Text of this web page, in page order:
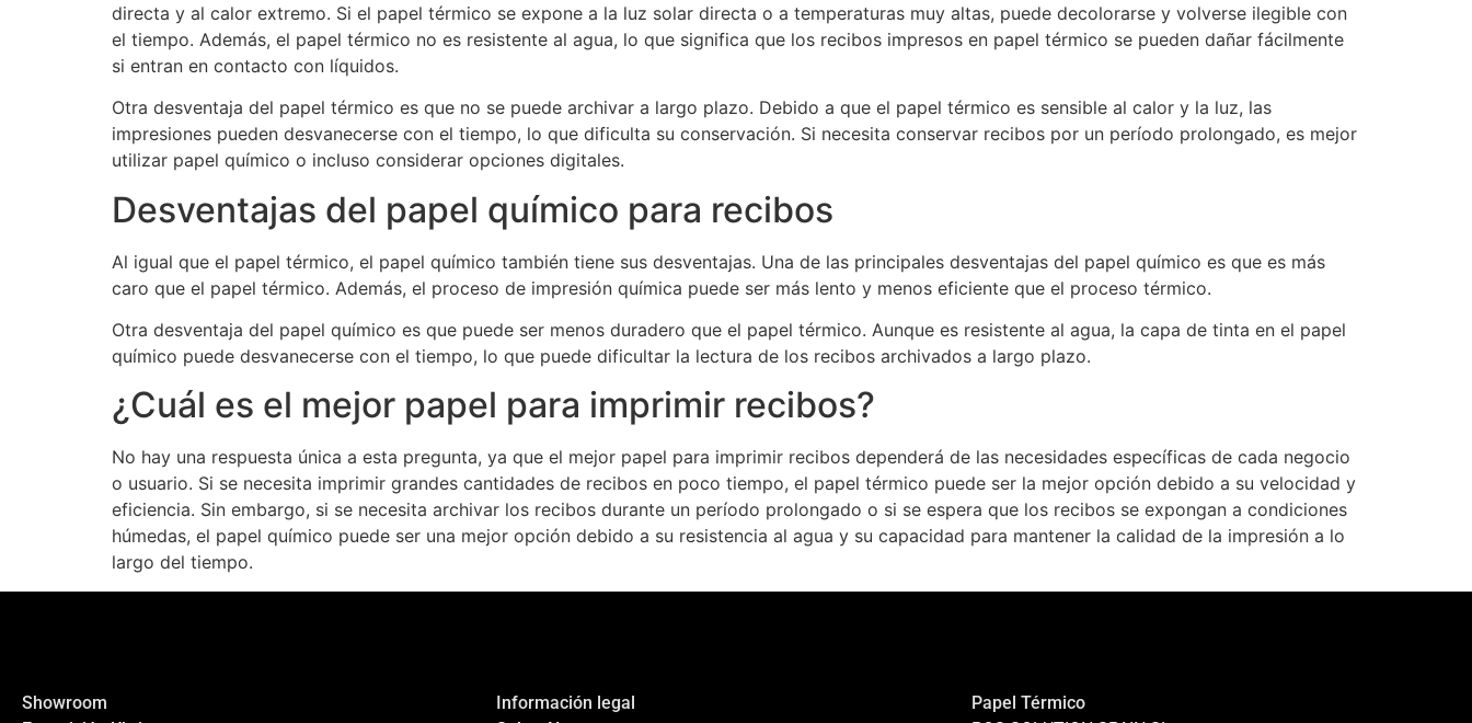
directa y al calor extremo. Si el papel térmico se expone a la luz solar directa o a temperaturas muy altas, puede decolorarse y volverse ilegible con
el tiempo. Además, el papel térmico no es resistente al agua, lo que significa que los recibos impresos en papel térmico se pueden dañar fácilmente
si entran en contacto con líquidos.
Otra desventaja del papel térmico es que no se puede archivar a largo plazo. Debido a que el papel térmico es sensible al calor y la luz, las
impresiones pueden desvanecerse con el tiempo, lo que dificulta su conservación. Si necesita conservar recibos por un período prolongado, es mejor
utilizar papel químico o incluso considerar opciones digitales.
Desventajas del papel químico para recibos
Al igual que el papel térmico, el papel químico también tiene sus desventajas. Una de las principales desventajas del papel químico es que es más
caro que el papel térmico. Además, el proceso de impresión química puede ser más lento y menos eficiente que el proceso térmico.
Otra desventaja del papel químico es que puede ser menos duradero que el papel térmico. Aunque es resistente al agua, la capa de tinta en el papel
químico puede desvanecerse con el tiempo, lo que puede dificultar la lectura de los recibos archivados a largo plazo.
¿Cuál es el mejor papel para imprimir recibos?
No hay una respuesta única a esta pregunta, ya que el mejor papel para imprimir recibos dependerá de las necesidades específicas de cada negocio
o usuario. Si se necesita imprimir grandes cantidades de recibos en poco tiempo, el papel térmico puede ser la mejor opción debido a su velocidad y
eficiencia. Sin embargo, si se necesita archivar los recibos durante un período prolongado o si se espera que los recibos se expongan a condiciones
húmedas, el papel químico puede ser una mejor opción debido a su resistencia al agua y su capacidad para mantener la calidad de la impresión a lo
largo del tiempo.
Showroom
Información legal
Papel Térmico